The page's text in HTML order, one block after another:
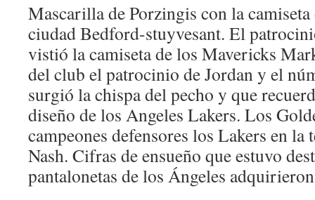
Mascarilla de Porzingis con la
ciudad Bedford-stuyvesant. El
vistió la camiseta de los Mavericks
del club el patrocinio de Jordan y el
surgió la chispa del pecho y que
diseño de los Angeles Lakers. Los
campeones defensores los Lakers en
Nash. Cifras de ensueño que estuvo
pantalonetas de los Ángeles